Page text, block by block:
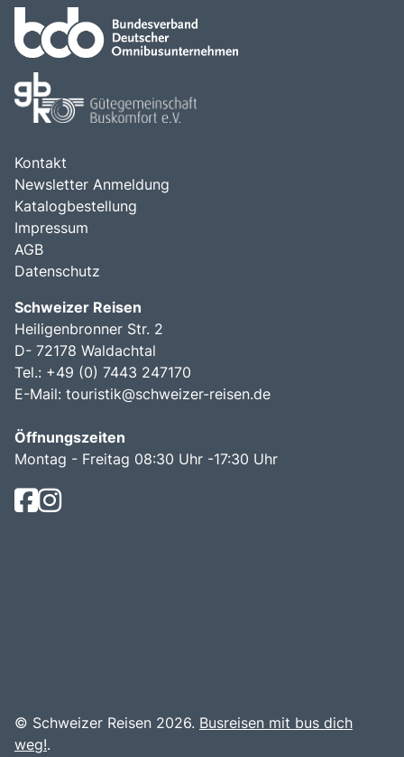
Kontakt
Newsletter Anmeldung
Katalogbestellung
Impressum
AGB
Datenschutz
Schweizer Reisen
Heiligenbronner Str. 2
D- 72178 Waldachtal
Tel.: +49 (0) 7443 247170
E-Mail: touristik@schweizer-reisen.de
Öffnungszeiten
Montag - Freitag 08:30 Uhr -17:30 Uhr
© Schweizer Reisen 2026. Busreisen mit bus dich
weg!.